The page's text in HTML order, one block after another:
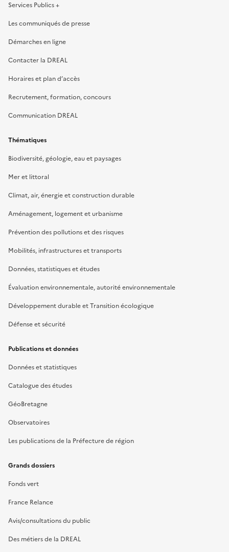
Services Publics +
Les communiqués de presse
Démarches en ligne
Contacter la DREAL
Horaires et plan d’accès
Recrutement, formation, concours
Communication DREAL
Thématiques
Biodiversité, géologie, eau et paysages
Mer et littoral
Climat, air, énergie et construction durable
Aménagement, logement et urbanisme
Prévention des pollutions et des risques
Mobilités, infrastructures et transports
Données, statistiques et études
Évaluation environnementale, autorité environnementale
Développement durable et Transition écologique
Défense et sécurité
Publications et données
Données et statistiques
Catalogue des études
GéoBretagne
Observatoires
Les publications de la Préfecture de région
Grands dossiers
Fonds vert
France Relance
Avis/consultations du public
Des métiers de la DREAL